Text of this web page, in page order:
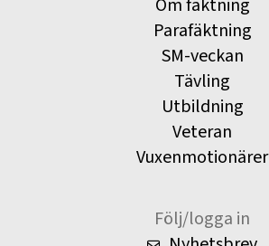
Parafäktning
SM-veckan
Tävling
Utbildning
Veteran
Vuxenmotionärer
Följ/logga in